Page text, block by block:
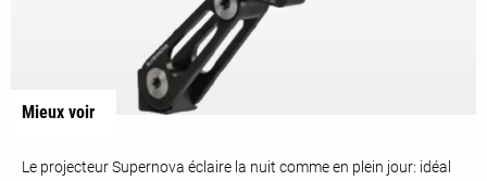
Mieux voir
Le projecteur Supernova éclaire la nuit comme en plein jour: idéal